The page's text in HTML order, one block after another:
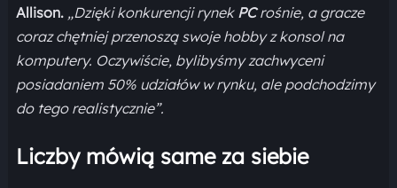
Allison.„Dzięki konkurencji rynek PCrośnie, a gracze
coraz chętniej przenoszą swoje hobby z konsol na
komputery. Oczywiście, bylibyśmy zachwyceni
posiadaniem 50% udziałów w rynku, ale podchodzimy
do tego realistycznie”.
Liczby mówią same za siebie